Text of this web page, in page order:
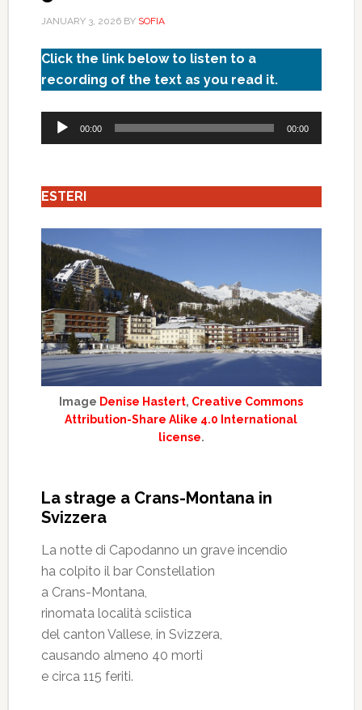
JANUARY 3, 2026BY SOFIA
Click the link below to listen to a
recording of the text as you read it.
Audio
Player
00:00 00:00
ESTERI
Image Denise Hastert, Creative Commons
Attribution-Share Alike 4.0 International
license.
La strage a Crans-Montana in
Svizzera
La notte di Capodanno un grave incendio
ha colpito il bar Constellation
a Crans-Montana,
rinomata località sciistica
del canton Vallese, in Svizzera,
causando almeno 40 morti
e circa 115 feriti.